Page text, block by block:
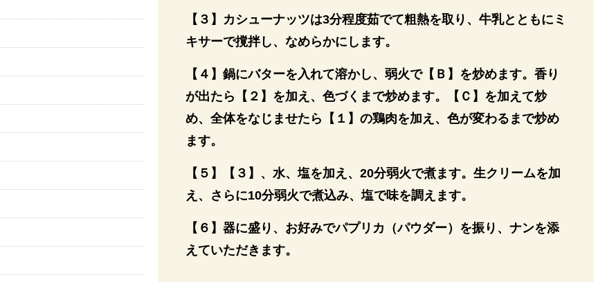
【３】カシューナッツは3分程度茹でて粗熱を取り、牛乳とともにミ
キサーで撹拌し、なめらかにします。
【４】鍋にバターを入れて溶かし、弱火で【Ｂ】を炒めます。香り
が出たら【２】を加え、色づくまで炒めます。【Ｃ】を加えて炒
め、全体をなじませたら【１】の鶏肉を加え、色が変わるまで炒め
ます。
【５】【３】、水、塩を加え、20分弱火で煮ます。生クリームを加
え、さらに10分弱火で煮込み、塩で味を調えます。
【６】器に盛り、お好みでパプリカ（パウダー）を振り、ナンを添
えていただきます。